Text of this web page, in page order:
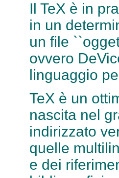
Il TeX è in
in un
un file
ovvero
linguaggio
TeX è un
nascita nel
indirizzato
quelle
e dei